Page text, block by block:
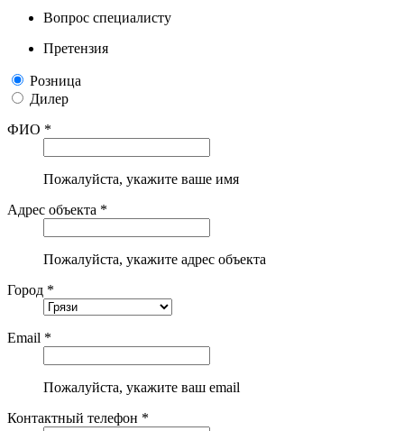
Вопрос специалисту
Претензия
Розница
Дилер
ФИО *
Пожалуйста, укажите ваше имя
Адрес объекта *
Пожалуйста, укажите адрес объекта
Город *
Email *
Пожалуйста, укажите ваш email
Контактный телефон *